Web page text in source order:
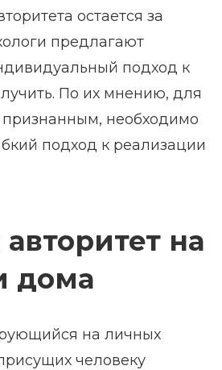
остается за
предлагают
подход к
По их мнению, для
признанным, необходимо
подход к реализации
на
дома
на личных
человеку